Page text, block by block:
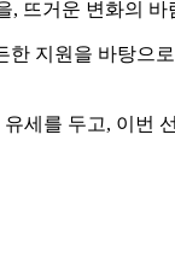
뜨거운 변화의
지원을 바탕으
세를 두고, 이번